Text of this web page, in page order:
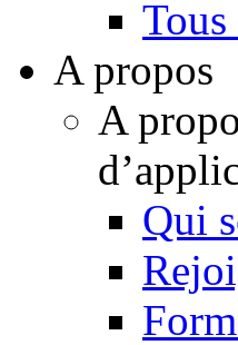
Tous
A propos
A
Qui